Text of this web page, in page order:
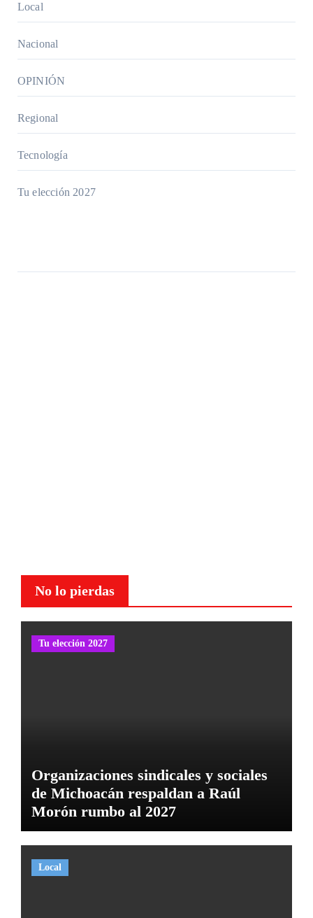
Local
Nacional
OPINIÓN
Regional
Tecnología
Tu elección 2027
No lo pierdas
Tu elección 2027
Organizaciones sindicales y sociales
de Michoacán respaldan a Raúl
Morón rumbo al 2027
Local